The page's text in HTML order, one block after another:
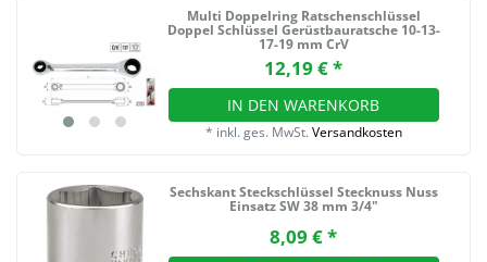
Multi Doppelring Ratschenschlüssel
Doppel Schlüssel Gerüstbauratsche 10-13-
17-19 mm CrV
12,19 € *
IN DEN WARENKORB
* inkl. ges. MwSt. Versandkosten
Sechskant Steckschlüssel Stecknuss Nuss
Einsatz SW 38 mm 3/4"
8,09 € *